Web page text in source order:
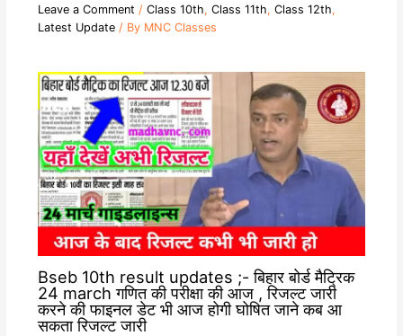
Leave a Comment / Class 10th, Class 11th, Class 12th,
Latest Update/ By MNC Classes
Bseb 10th result updates ;- बिहार बोर्ड मैट्रिक
24 march गणित की परीक्षा की आज , रिजल्ट जारी
करने की फाइनल डेट भी आज होगी घोषित जाने कब आ
सकता रिजल्ट जारी